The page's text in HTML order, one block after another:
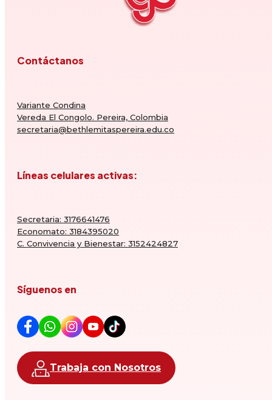
Contáctanos
Variante Condina
Vereda El Congolo. Pereira, Colombia
secretaria@bethlemitaspereira.edu.co
Líneas celulares activas:
Secretaria: 3176641476
Economato: 3184395020
C. Convivencia y Bienestar: 3152424827
Síguenos en
Trabaja con Nosotros